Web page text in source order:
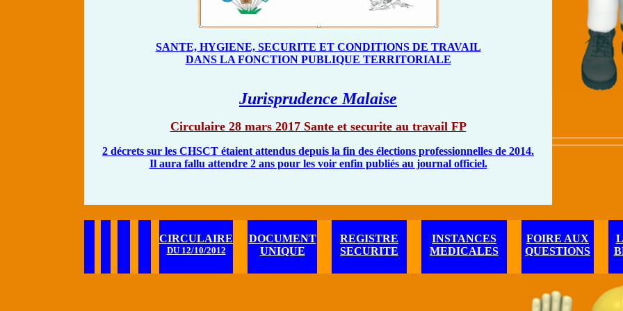
SANTE, HYGIENE, SECURITE ET CONDITIONS DE TRAVAIL
DANS LA FONCTION PUBLIQUE TERRITORIALE
Jurisprudence Malaise
Circulaire 28 mars 2017 Sante et securite au travail FP
2 décrets sur les CHSCT étaient attendus depuis la fin des élections professionnelles de 2014.
Il aura fallu attendre 2 ans pour les voir enfin publiés au journal officiel.
CIRCULAIRE
DU 12/10/2012
DOCUMENT
UNIQUE
REGISTRE
SECURITE
INSTANCES
MEDICALES
FOIRE AUX
QUESTIONS